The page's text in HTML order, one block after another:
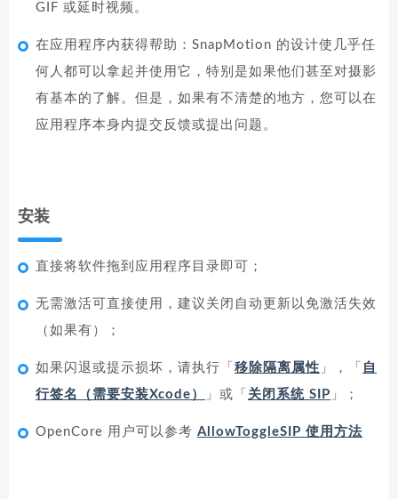
GIF 或延时视频。
在应用程序内获得帮助：SnapMotion 的设计使几乎任
何人都可以拿起并使用它，特别是如果他们甚至对摄影
有基本的了解。但是，如果有不清楚的地方，您可以在
应用程序本身内提交反馈或提出问题。
安装
直接将软件拖到应用程序目录即可；
无需激活可直接使用，建议关闭自动更新以免激活失效
（如果有）；
如果闪退或提示损坏，请执行「 移除隔离属性 」，「 自
行签名（需要安装Xcode）
」或「 关闭系统 SIP 」；
OpenCore 用户可以参考 AllowToggleSIP 使用方法